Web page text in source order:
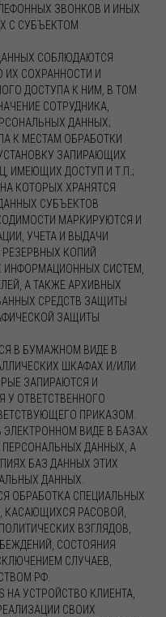
ЗВОНКОВ И ИНЫХ
С СУБЪЕКТОМ
СОБЛЮДАЮТСЯ
СОХРАННОСТИ И
ДОСТУПА К НИМ, В ТОМ
СОТРУДНИКА,
ДАННЫХ;
К МЕСТАМ ОБРАБОТКИ
ЗАПИРАЮЩИХ
ИМЕЮЩИХ ДОСТУП И Т.П.;
КОТОРЫХ ХРАНЯТСЯ
СУБЪЕКТОВ
МАРКИРУЮТСЯ И
УЧЕТА И ВЫДАЧИ
КОПИЙ
ИНФОРМАЦИОННЫХ СИСТЕМ,
А ТАКЖЕ АРХИВНЫХ
СРЕДСТВ ЗАЩИТЫ
ЗАЩИТЫ
В БУМАЖНОМ ВИДЕ В
ШКАФАХ И/ИЛИ
ЗАПИРАЮТСЯ И
У ОТВЕТСТВЕННОГО
ПРИКАЗОМ.
ВИДЕ В БАЗАХ
ДАННЫХ, А
БАЗ ДАННЫХ ЭТИХ
ДАННЫХ.
ОБРАБОТКА СПЕЦИАЛЬНЫХ
КАСАЮЩИХСЯ РАСОВОЙ,
ВЗГЛЯДОВ,
СОСТОЯНИЯ
СЛУЧАЕВ,
РФ.
НА УСТРОЙСТВО КЛИЕНТА,
СВОИХ